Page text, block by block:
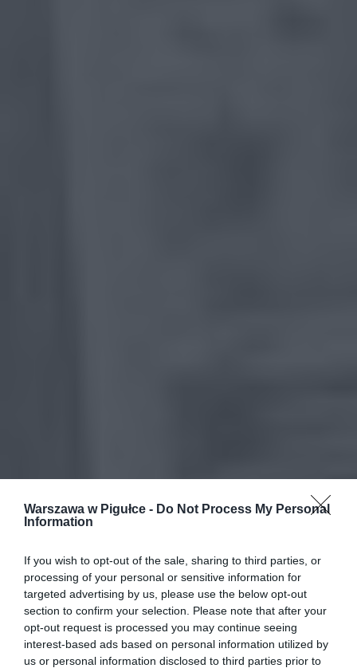
Warszawa w Pigułce - Do Not Process My Personal
Information
If you wish to opt-out of the sale, sharing to third parties, or
processing of your personal or sensitive information for
targeted advertising by us, please use the below opt-out
section to confirm your selection. Please note that after your
opt-out request is processed you may continue seeing
interest-based ads based on personal information utilized by
us or personal information disclosed to third parties prior to